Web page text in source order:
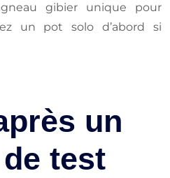
gibier unique pour
un pot solo d’abord si
un
test